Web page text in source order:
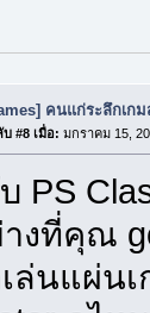
คนแก่ระลึกเกม
#8 เมื่อ: มกราคม 15,
PS
งที่คุณ
ล่นแผ่นเ